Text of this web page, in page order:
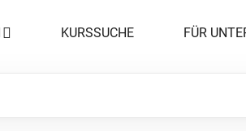
KURSSUCHE FÜR